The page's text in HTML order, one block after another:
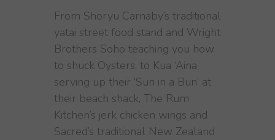
From Shoryu Carnaby’s traditional
yatai street food stand and Wright
Brothers Soho teaching you how
to shuck Oysters, to Kua ‘Aina
serving up their ‘Sun in a Bun’ at
their beach shack, The Rum
Kitchen’s jerk chicken wings and
Sacred’s traditional New Zealand